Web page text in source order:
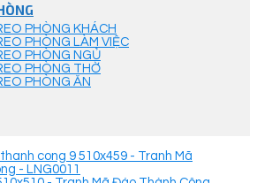
PHÒNG KHÁCH
PHÒNG LÀM VIỆC
PHÒNG NGỦ
PHÒNG THỜ
PHÒNG ĂN